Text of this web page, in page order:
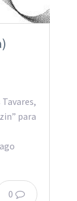
para
0